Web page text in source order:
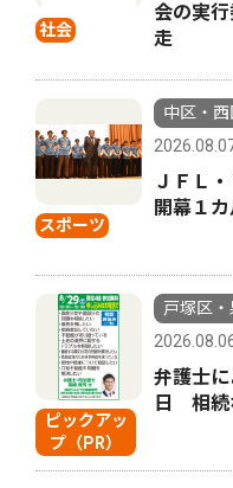
社会
会の実
走
スポーツ
中区・
ＪＦＬ
開幕１
ピックアッ
プ（PR）
戸塚区
弁護士
日 相続